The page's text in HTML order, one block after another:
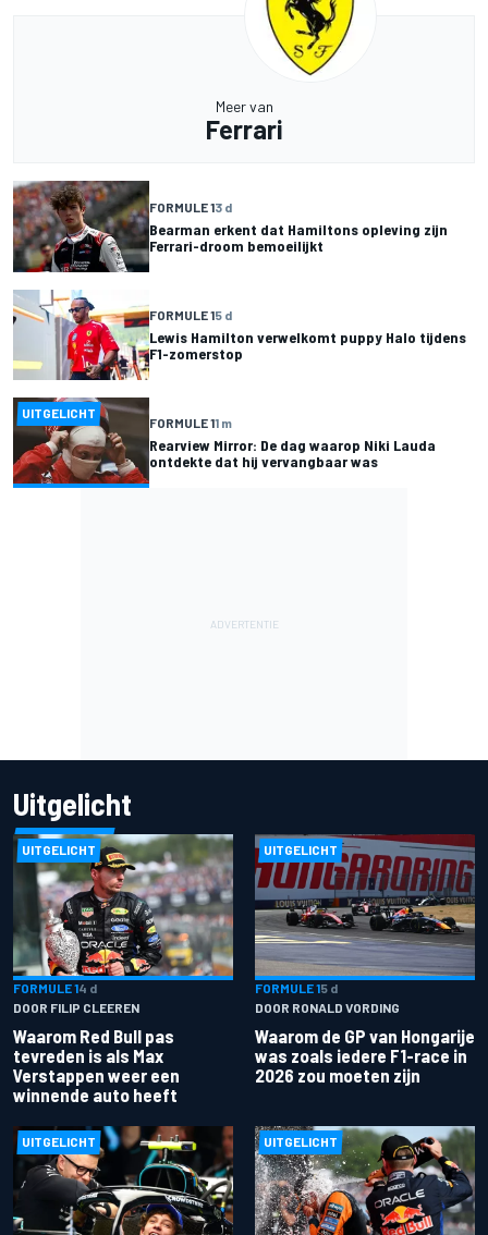
Meer van
Ferrari
FORMULE 13 d
Bearman erkent dat Hamiltons opleving zijn
Ferrari-droom bemoeilijkt
FORMULE 15 d
Lewis Hamilton verwelkomt puppy Halo tijdens
F1-zomerstop
UITGELICHT
FORMULE 11 m
Rearview Mirror: De dag waarop Niki Lauda
ontdekte dat hij vervangbaar was
Uitgelicht
UITGELICHT
FORMULE 14 d
DOOR FILIP CLEEREN
Waarom Red Bull pas
tevreden is als Max
Verstappen weer een
winnende auto heeft
UITGELICHT
FORMULE 15 d
DOOR RONALD VORDING
Waarom de GP van Hongarije
was zoals iedere F1-race in
2026 zou moeten zijn
UITGELICHT UITGELICHT